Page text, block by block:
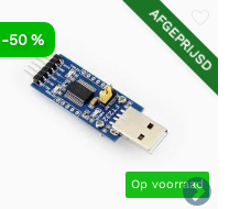

AFGEPRIJSD
Op voorraad
-50 %